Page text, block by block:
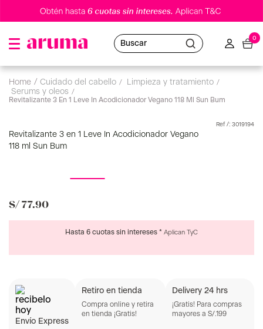
Buscar
0
cuidado del cabello
limpieza y tratamiento
serums y oleos
Revitalizante 3 En 1 Leve In Acodicionador Vegano 118 Ml Sun Bum
: 3019194
Revitalizante 3 en 1 Leve In Acodicionador Vegano
118 ml Sun Bum
S/ 77.90
Hasta 6 cuotas sin intereses * Aplican TyC
Envío Express
Retiro en tienda
Compra online y retira
en tienda ¡Gratis!
Delivery 24 hrs
¡Gratis! Para compras
mayores a S/.199